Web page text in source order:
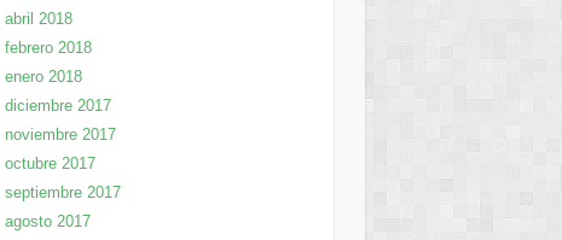
abril 2018
febrero 2018
enero 2018
diciembre 2017
noviembre 2017
octubre 2017
septiembre 2017
agosto 2017